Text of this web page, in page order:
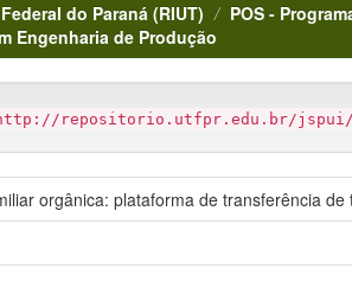
do Paraná (RIUT)
POS -
Engenharia de Produção
repositorio.utfpr.edu.br/jspui/
orgânica: plataforma de transferência